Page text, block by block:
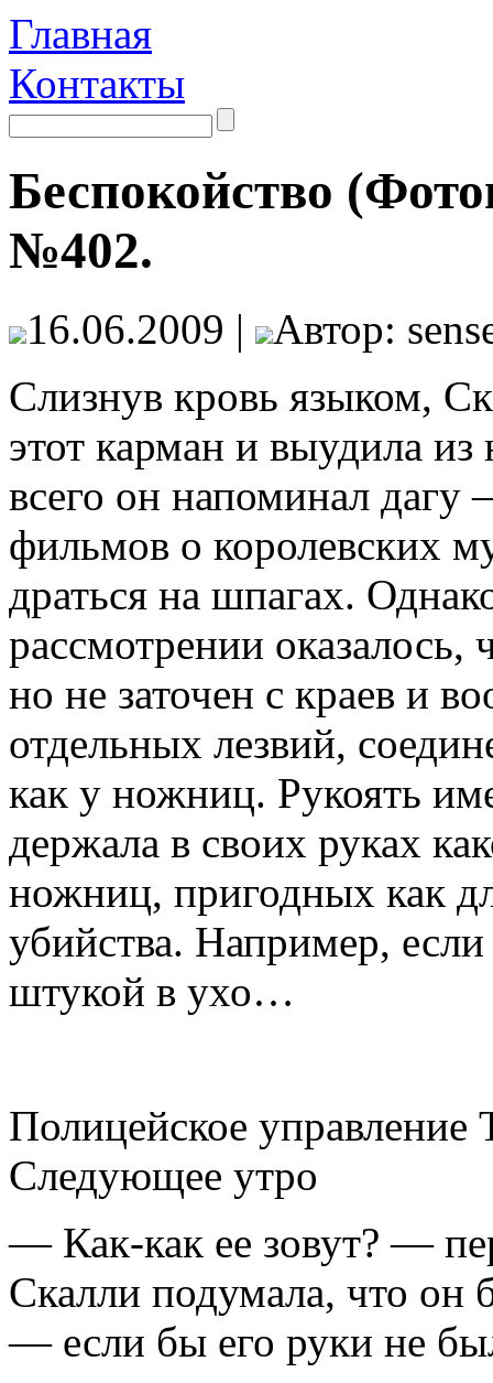
Главная
Контакты
Беспокойство
№402.
16.06.2009 |
Автор:
Слизнув кровь языком,
этот карман и выудила
всего он напоминал
фильмов о королевских
драться на шпагах.
рассмотрении оказалось,
но не заточен с краев и
отдельных лезвий,
как у ножниц. Рукоять
держала в своих руках
ножниц, пригодных как
убийства. Например, если
штукой в ухо…
Полицейское
Следующее утро
— Как-как ее зовут? —
Скалли подумала, что он
— если бы его руки не